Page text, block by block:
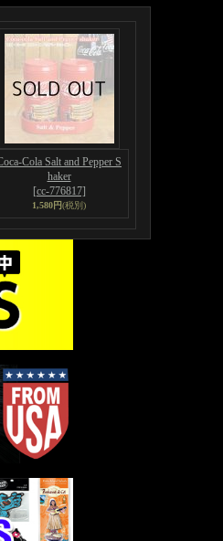
Cola Salt and Pepper S
haker
[cc-776817]
1,580円(税別)